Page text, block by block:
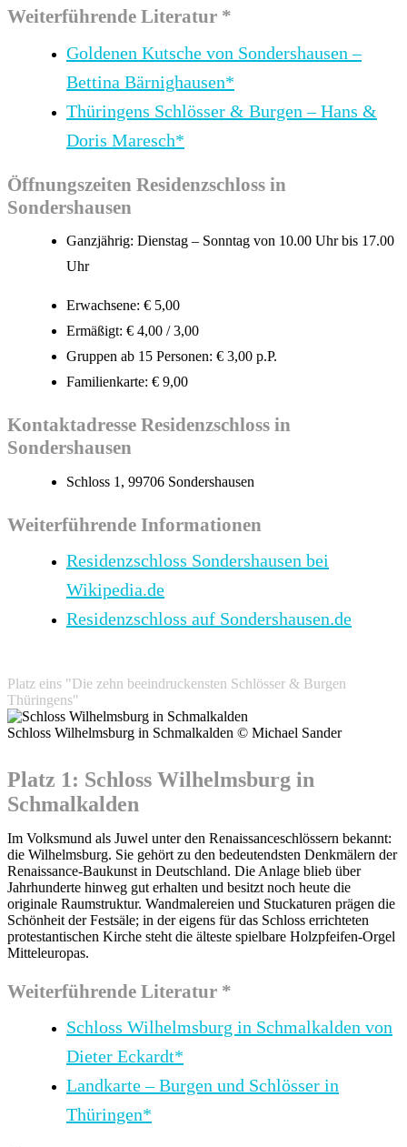
Weiterführende Literatur *
Goldenen Kutsche von Sondershausen –
Bettina Bärnighausen*
Thüringens Schlösser & Burgen – Hans &
Doris Maresch*
Öffnungszeiten Residenzschloss in
Sondershausen
Ganzjährig: Dienstag – Sonntag von 10.00 Uhr bis 17.00
Uhr
Erwachsene: € 5,00
Ermäßigt: € 4,00 / 3,00
Gruppen ab 15 Personen: € 3,00 p.P.
Familienkarte: € 9,00
Kontaktadresse Residenzschloss in
Sondershausen
Schloss 1, 99706 Sondershausen
Weiterführende Informationen
Residenzschloss Sondershausen bei
Wikipedia.de
Residenzschloss auf Sondershausen.de
Platz eins "Die zehn beeindruckensten Schlösser & Burgen
Thüringens"
Schloss Wilhelmsburg in Schmalkalden © Michael Sander
Platz 1: Schloss Wilhelmsburg in
Schmalkalden
Im Volksmund als Juwel unter den Renaissanceschlössern bekannt:
die Wilhelmsburg. Sie gehört zu den bedeutendsten Denkmälern der
Renaissance-Baukunst in Deutschland. Die Anlage blieb über
Jahrhunderte hinweg gut erhalten und besitzt noch heute die
originale Raumstruktur. Wandmalereien und Stuckaturen prägen die
Schönheit der Festsäle; in der eigens für das Schloss errichteten
protestantischen Kirche steht die älteste spielbare Holzpfeifen-Orgel
Mitteleuropas.
Weiterführende Literatur *
Schloss Wilhelmsburg in Schmalkalden von
Dieter Eckardt*
Landkarte – Burgen und Schlösser in
Thüringen*